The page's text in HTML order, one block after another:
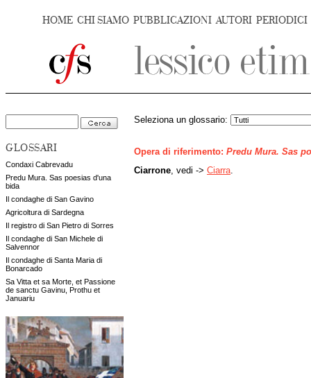
HOME CHI SIAMO PUBBLICAZIONI AUTORI PERIODICI
GLOSSARI
Condaxi Cabrevadu
Predu Mura. Sas poesias d'una
bida
Il condaghe di San Gavino
Agricoltura di Sardegna
Il registro di San Pietro di Sorres
Il condaghe di San Michele di
Salvennor
Il condaghe di Santa Maria di
Bonarcado
Sa Vitta et sa Morte, et Passione
de sanctu Gavinu, Prothu et
Januariu
Seleziona un glossario:
Opera di riferimento: Predu Mura. Sas
Ciarrone , vedi -> Ciarra